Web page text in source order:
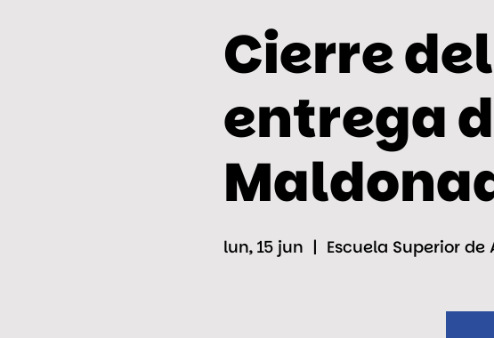
Cierre
entrega
lun, 15 jun
  |
Escuela Superior